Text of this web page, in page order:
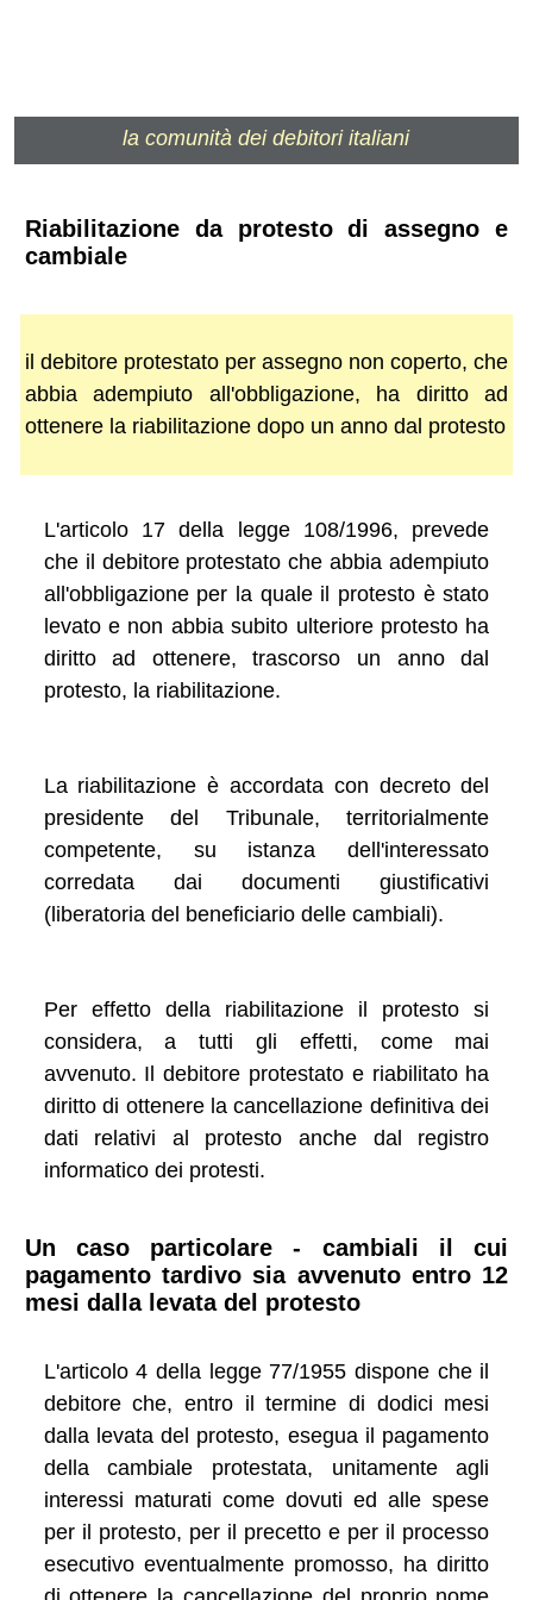
la comunità dei debitori italiani
Riabilitazione da protesto di assegno e
cambiale
il debitore protestato per assegno non coperto, che
abbia adempiuto all'obbligazione, ha diritto ad
ottenere la riabilitazione dopo un anno dal protesto
L'articolo 17 della legge 108/1996, prevede
che il debitore protestato che abbia adempiuto
all'obbligazione per la quale il protesto è stato
levato e non abbia subito ulteriore protesto ha
diritto ad ottenere, trascorso un anno dal
protesto, la riabilitazione.
La riabilitazione è accordata con decreto del
presidente del Tribunale, territorialmente
competente, su istanza dell'interessato
corredata dai documenti giustificativi
(liberatoria del beneficiario delle cambiali).
Per effetto della riabilitazione il protesto si
considera, a tutti gli effetti, come mai
avvenuto. Il debitore protestato e riabilitato ha
diritto di ottenere la cancellazione definitiva dei
dati relativi al protesto anche dal registro
informatico dei protesti.
Un caso particolare - cambiali il cui
pagamento tardivo sia avvenuto entro 12
mesi dalla levata del protesto
L'articolo 4 della legge 77/1955 dispone che il
debitore che, entro il termine di dodici mesi
dalla levata del protesto, esegua il pagamento
della cambiale protestata, unitamente agli
interessi maturati come dovuti ed alle spese
per il protesto, per il precetto e per il processo
esecutivo eventualmente promosso, ha diritto